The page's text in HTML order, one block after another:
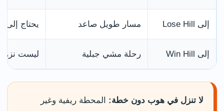
إلى Lose Hill مسار طويل صاعد يحتاج إلى
إلى Win Hill رحلة مشي جبلية ليست نزهة
لا تنزل في هوب دون خطة: المحطة ريفية وغير